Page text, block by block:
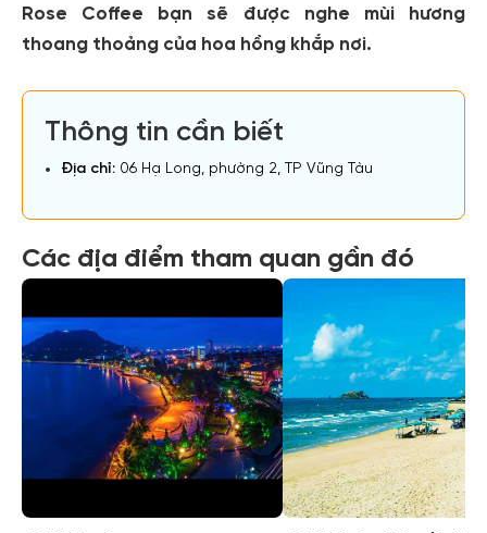
Rose Coffee bạn sẽ được nghe mùi hương
thoang thoảng của hoa hồng khắp nơi.
Thông tin cần biết
Địa chỉ: 06 Hạ Long, phường 2, TP Vũng Tàu
Các địa điểm tham quan gần đó